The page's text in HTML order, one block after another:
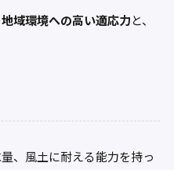
地域環境への高い適応力と、
、風土に耐える能力を持っ